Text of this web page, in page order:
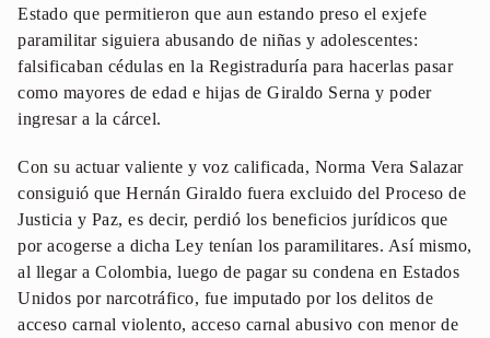
Estado que permitieron que aun estando preso el exjefe
paramilitar siguiera abusando de niñas y adolescentes:
falsificaban cédulas en la Registraduría para hacerlas pasar
como mayores de edad e hijas de Giraldo Serna y poder
ingresar a la cárcel.
Con su actuar valiente y voz calificada, Norma Vera Salazar
consiguió que Hernán Giraldo fuera excluido del Proceso de
Justicia y Paz, es decir, perdió los beneficios jurídicos que
por acogerse a dicha Ley tenían los paramilitares. Así mismo,
al llegar a Colombia, luego de pagar su condena en Estados
Unidos por narcotráfico, fue imputado por los delitos de
acceso carnal violento, acceso carnal abusivo con menor de